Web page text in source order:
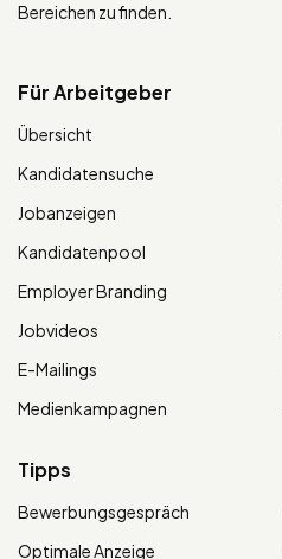
Bereichen zu finden.
Für Arbeitgeber
Übersicht
Kandidatensuche
Jobanzeigen
Kandidatenpool
Employer Branding
Jobvideos
E-Mailings
Medienkampagnen
Tipps
Bewerbungsgespräch
Optimale Anzeige